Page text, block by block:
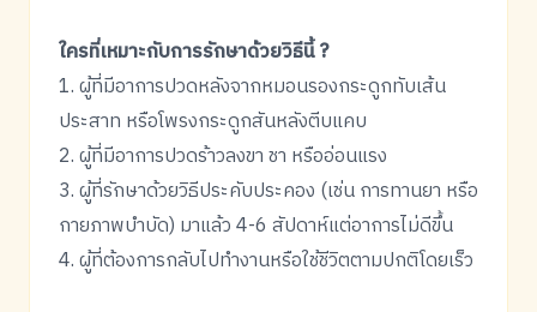
ใครที่เหมาะกับการรักษาด้วยวิธีนี้ ?
1. ผู้ที่มีอาการปวดหลังจากหมอนรองกระดูกทับเส้น
ประสาท หรือโพรงกระดูกสันหลังตีบแคบ
2. ผู้ที่มีอาการปวดร้าวลงขา ชา หรืออ่อนแรง
3. ผู้ที่รักษาด้วยวิธีประคับประคอง (เช่น การทานยา หรือ
กายภาพบำบัด) มาแล้ว 4-6 สัปดาห์แต่อาการไม่ดีขึ้น
4. ผู้ที่ต้องการกลับไปทำงานหรือใช้ชีวิตตามปกติโดยเร็ว